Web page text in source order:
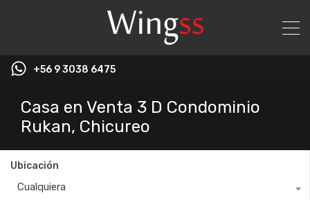
+56 9 3038 6475
Casa en Venta 3 D Condominio
Rukan, Chicureo
Ubicación
Cualquiera